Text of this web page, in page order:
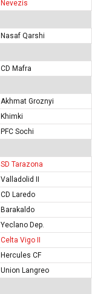
Nevezis
Nasaf Qarshi
CD Mafra
Akhmat Groznyi
Khimki
PFC Sochi
SD Tarazona
Valladolid II
CD Laredo
Barakaldo
Yeclano Dep.
Celta Vigo II
Hercules CF
Union Langreo